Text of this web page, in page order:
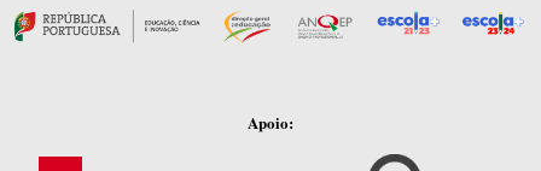
Apoio: